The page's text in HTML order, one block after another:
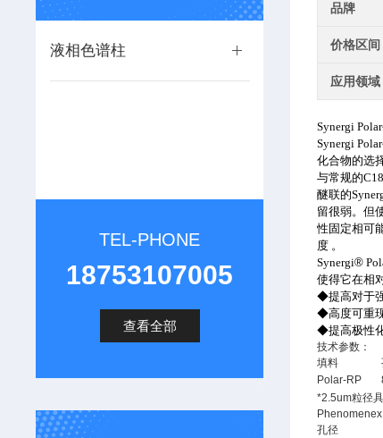
液相色谱柱
TEL-PHONE
18753107005
查看全部
品牌
价格区间
应用领域
Synergi
Synergi
化合物的选
与常规的
醚联的
留很弱。但
性固定相可
度 。
Synergi®
使得它在相
◆提高对于
◆高度可重
◆提高极性
技术参数：
填料
Polar-RP
*2.5um粒径
孔径